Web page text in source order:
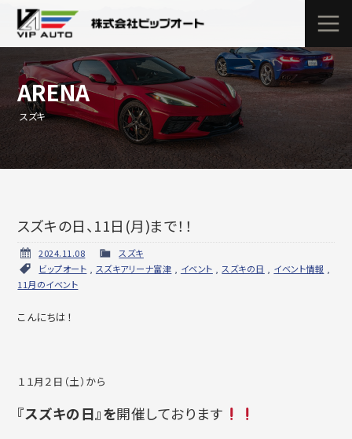
ARENA
スズキ
スズキの日、11日(月)まで！！
2024.11.08
スズキ
ビップオート
スズキアリーナ富津 イベント スズキの日 イベント情報
11月のイベント
こんにちは！
１１月２日（土）から
『スズキの日』を開催しております